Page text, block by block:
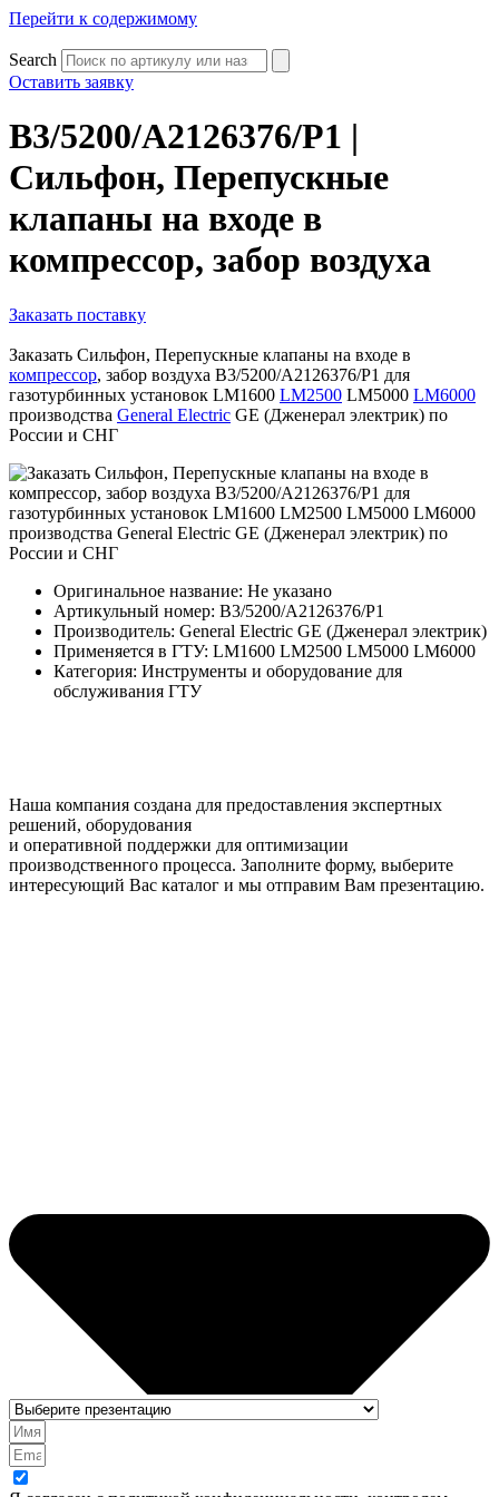
Перейти к содержимому
Search
Оставить заявку
B3/5200/A2126376/P1 |
Сильфон, Перепускные
клапаны на входе в
компрессор, забор воздуха
Заказать поставку
Заказать Сильфон, Перепускные клапаны на входе в
компрессор, забор воздуха B3/5200/A2126376/P1 для
газотурбинных установок LM1600 LM2500 LM5000 LM6000
производства General Electric GE (Дженерал электрик) по
России и СНГ
Оригинальное название: Не указано
Артикульный номер: B3/5200/A2126376/P1
Производитель: General Electric GE (Дженерал электрик)
Применяется в ГТУ: LM1600 LM2500 LM5000 LM6000
Категория: Инструменты и оборудование для
обслуживания ГТУ
Наша компания создана для предоставления экспертных
решений, оборудования
и оперативной поддержки для оптимизации
производственного процесса. Заполните форму, выберите
интересующий Вас каталог и мы отправим Вам презентацию.